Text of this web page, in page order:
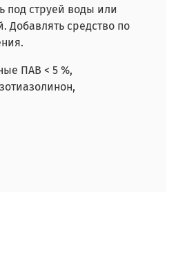
под струей воды или
Добавлять средство по
ПАВ < 5 %,